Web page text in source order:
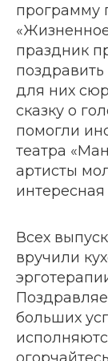
программу
праздник
для них
сказку о
помогли
театра
артисты
интересная
Всех
вручили
больших